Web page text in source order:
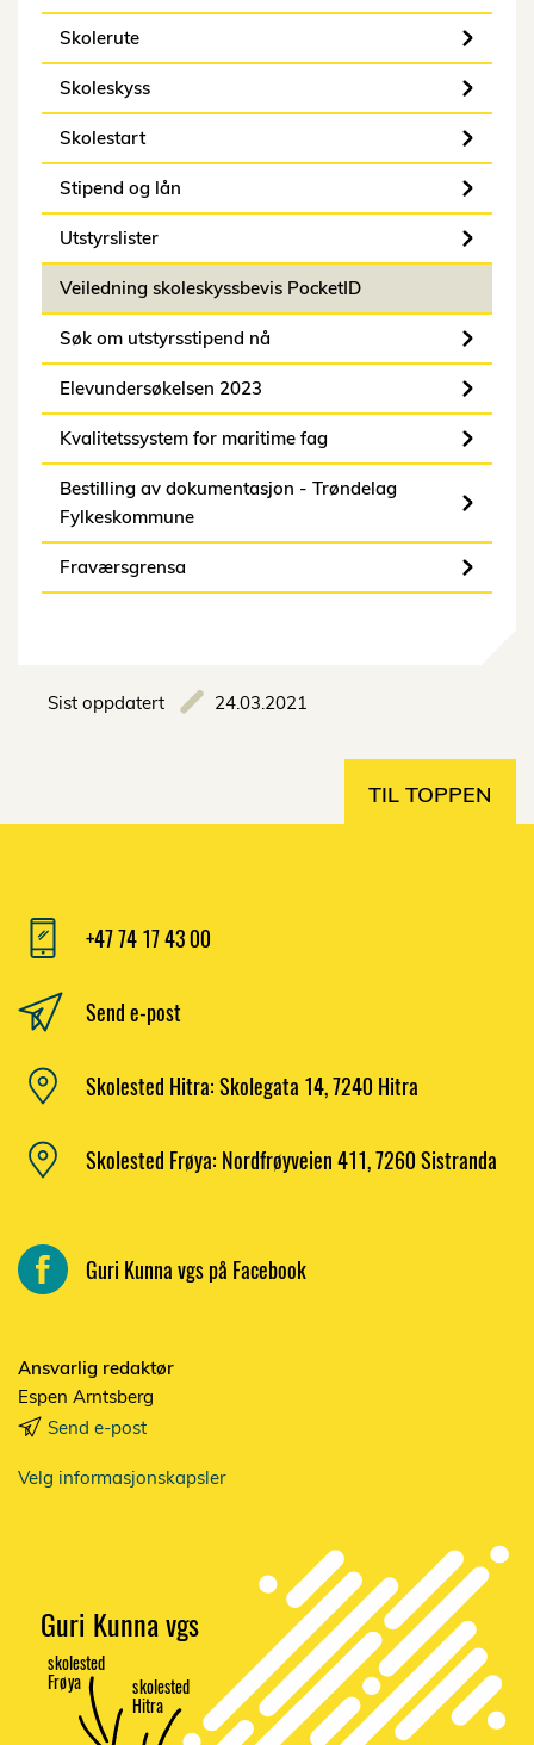
Skolerute
Skoleskyss
Skolestart
Stipend og lån
Utstyrslister
Veiledning skoleskyssbevis PocketID
Søk om utstyrsstipend nå
Elevundersøkelsen 2023
Kvalitetssystem for maritime fag
Bestilling av dokumentasjon - Trøndelag
Fylkeskommune
Fraværsgrensa
Sist oppdatert 24.03.2021
TIL TOPPEN
+47 74 17 43 00
Send e-post
Skolested Hitra: Skolegata 14, 7240 Hitra
Skolested Frøya: Nordfrøyveien 411, 7260 Sistranda
Guri Kunna vgs på Facebook
Ansvarlig redaktør
Espen Arntsberg
Send e-post
Velg informasjonskapsler
Guri Kunna vgs
skolested
Frøya skolested
Hitra